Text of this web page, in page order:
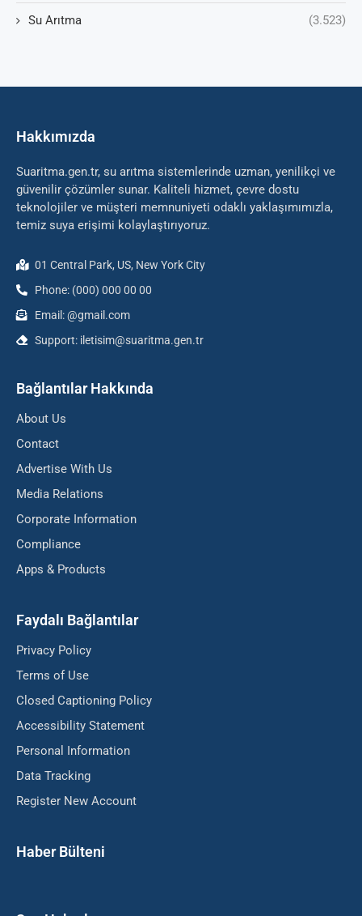
Su Arıtma (3.523)
Hakkımızda
Suaritma.gen.tr, su arıtma sistemlerinde uzman, yenilikçi ve
güvenilir çözümler sunar. Kaliteli hizmet, çevre dostu
teknolojiler ve müşteri memnuniyeti odaklı yaklaşımımızla,
temiz suya erişimi kolaylaştırıyoruz.
01 Central Park, US, New York City
Phone: (000) 000 00 00
Email: @gmail.com
Support: iletisim@suaritma.gen.tr
Bağlantılar Hakkında
About Us
Contact
Advertise With Us
Media Relations
Corporate Information
Compliance
Apps & Products
Faydalı Bağlantılar
Privacy Policy
Terms of Use
Closed Captioning Policy
Accessibility Statement
Personal Information
Data Tracking
Register New Account
Haber Bülteni